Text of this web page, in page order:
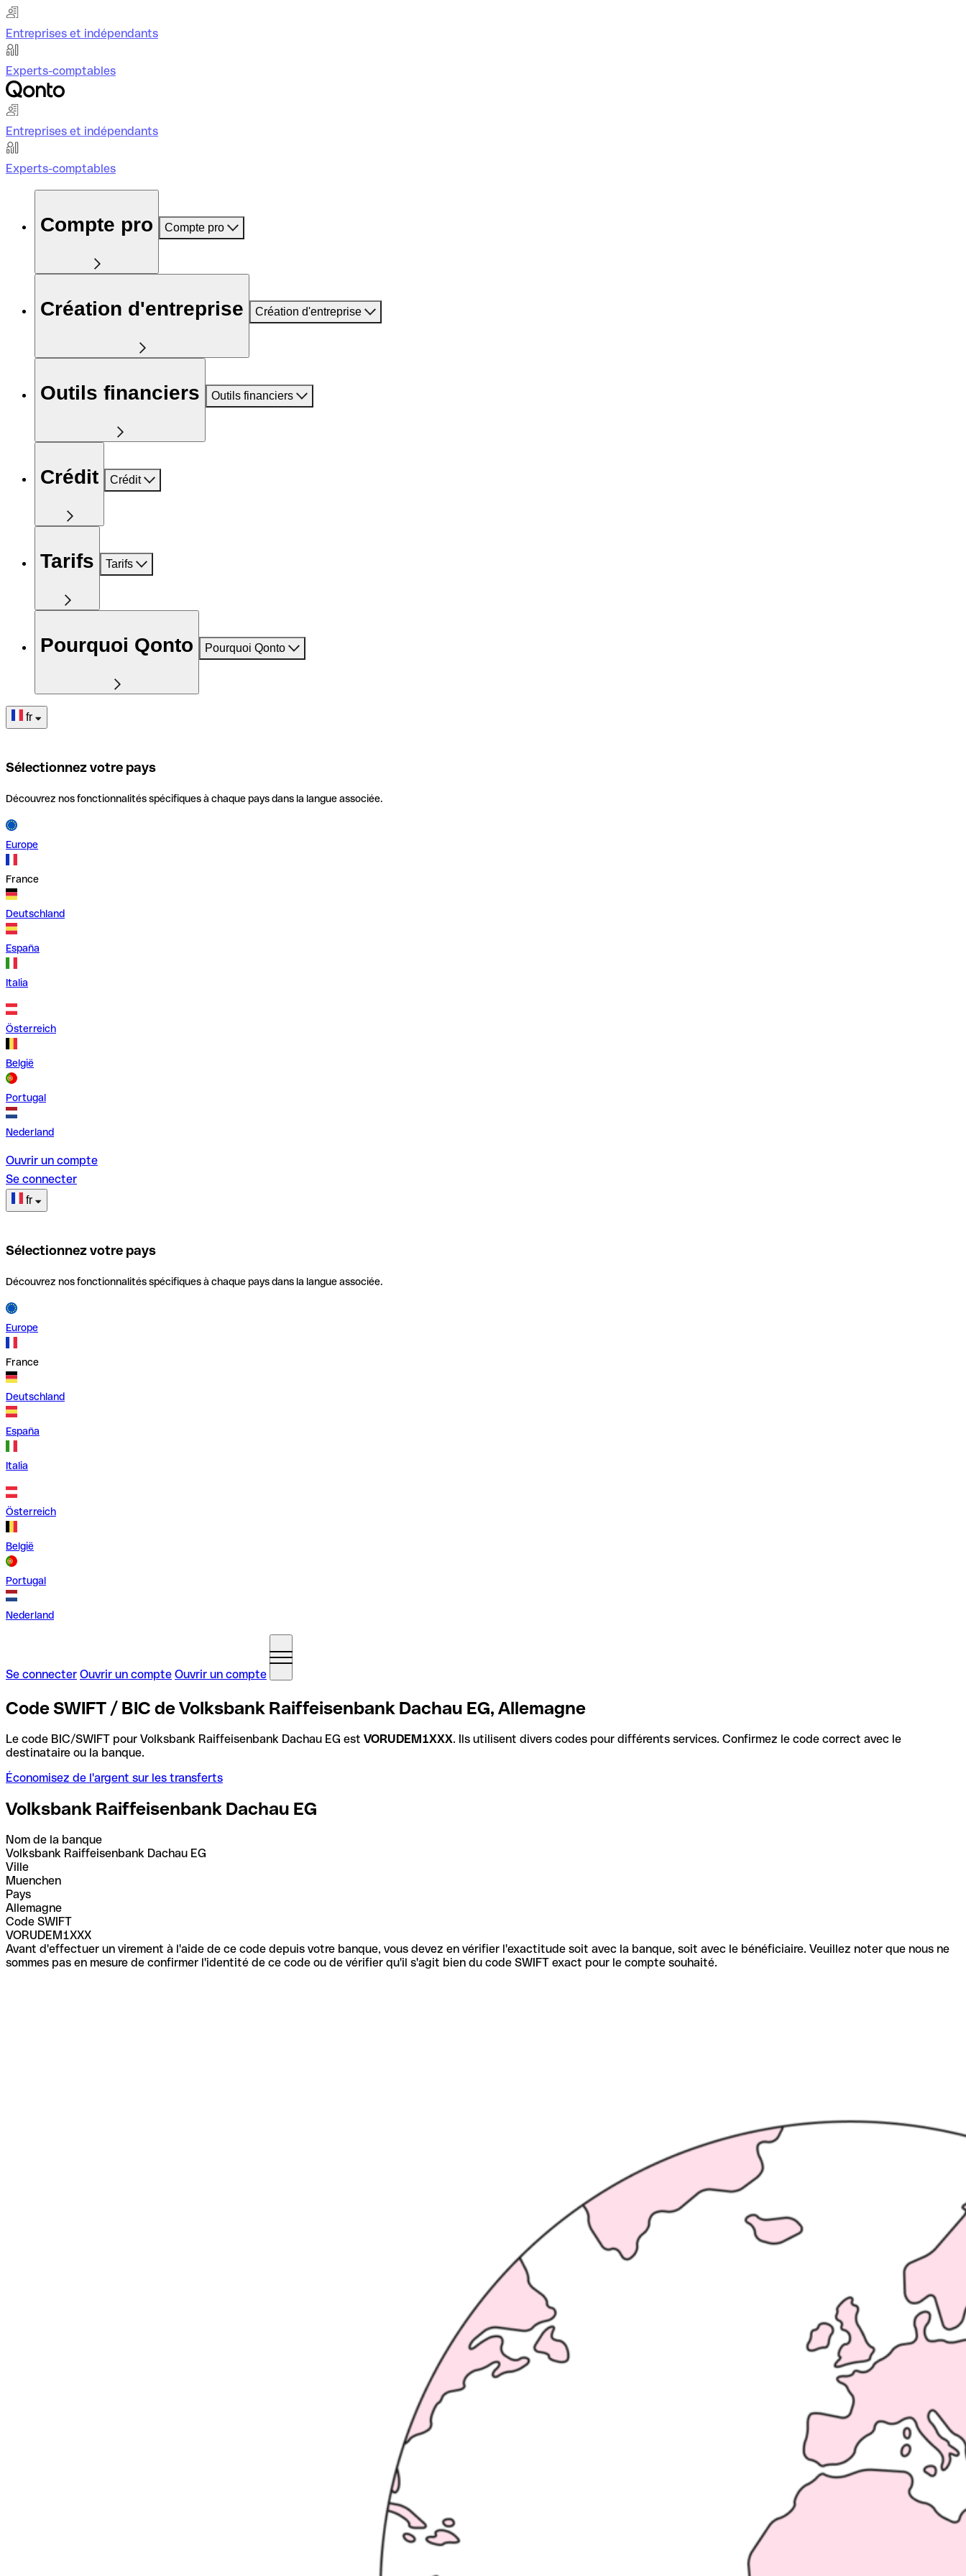
Entreprises et indépendants
Experts-comptables
Entreprises et indépendants
Experts-comptables
Compte pro Compte pro
Création d'entreprise Création d'entreprise
Outils financiers Outils financiers
Crédit Crédit
Tarifs Tarifs
Pourquoi Qonto Pourquoi Qonto
fr
Sélectionnez votre pays
Découvrez nos fonctionnalités spécifiques à chaque pays dans la langue associée.
Europe
France
Deutschland
España
Italia
Österreich
België
Portugal
Nederland
Ouvrir un compte
Se connecter
fr
Sélectionnez votre pays
Découvrez nos fonctionnalités spécifiques à chaque pays dans la langue associée.
Europe
France
Deutschland
España
Italia
Österreich
België
Portugal
Nederland
Se connecter Ouvrir un compte Ouvrir un compte
Code SWIFT / BIC de Volksbank Raiffeisenbank Dachau EG, Allemagne
Le code BIC/SWIFT pour Volksbank Raiffeisenbank Dachau EG est VORUDEM1XXX. Ils utilisent divers codes pour différents services. Confirmez le code correct avec le
destinataire ou la banque.
Économisez de l'argent sur les transferts
Volksbank Raiffeisenbank Dachau EG
Nom de la banque
Volksbank Raiffeisenbank Dachau EG
Ville
Muenchen
Pays
Allemagne
Code SWIFT
VORUDEM1XXX
Avant d'effectuer un virement à l'aide de ce code depuis votre banque, vous devez en vérifier l'exactitude soit avec la banque, soit avec le bénéficiaire. Veuillez noter que nous ne
sommes pas en mesure de confirmer l'identité de ce code ou de vérifier qu'il s'agit bien du code SWIFT exact pour le compte souhaité.